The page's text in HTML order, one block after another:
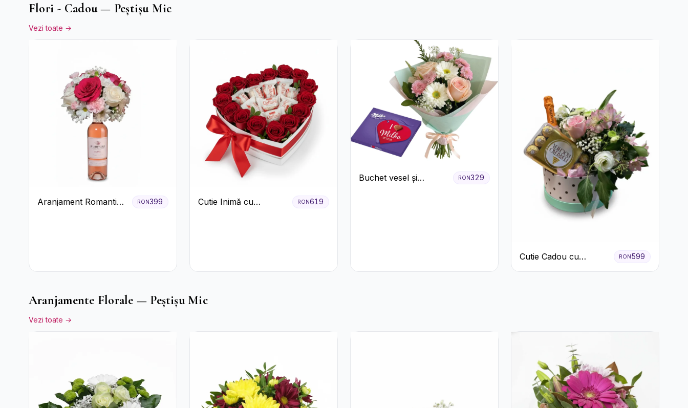
Flori - Cadou — Peștișu Mic
Vezi toate →
Aranjament Romantic
RON399
Cutie Inimă cu
RON619
Buchet vesel și
RON329
Cutie Cadou cu
Prosecco Mionetto
RON599
Aranjamente Florale — Peștișu Mic
Vezi toate →